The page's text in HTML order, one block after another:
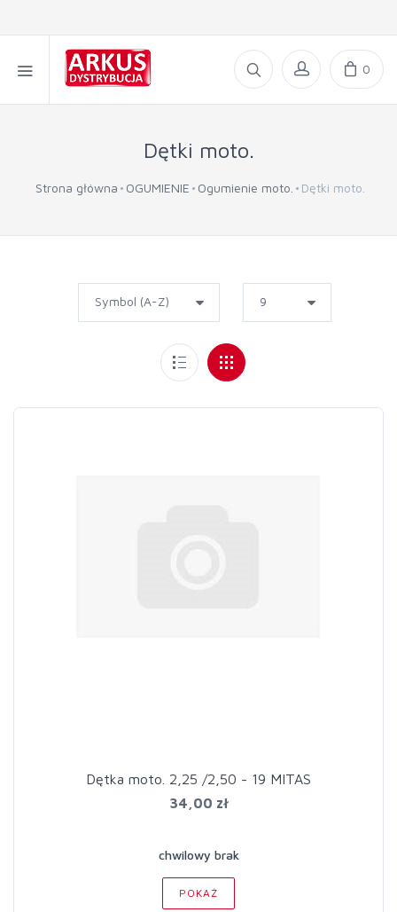
0
Dętki moto.
Strona główna OGUMIENIE Ogumienie moto. Dętki moto.
Dętka moto. 2,25 /2,50 - 19 MITAS
34,00 zł
chwilowy brak
POKAŻ